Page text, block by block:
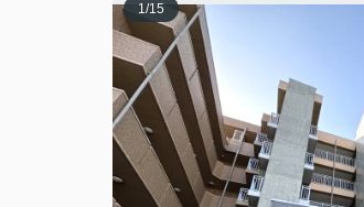
1/15